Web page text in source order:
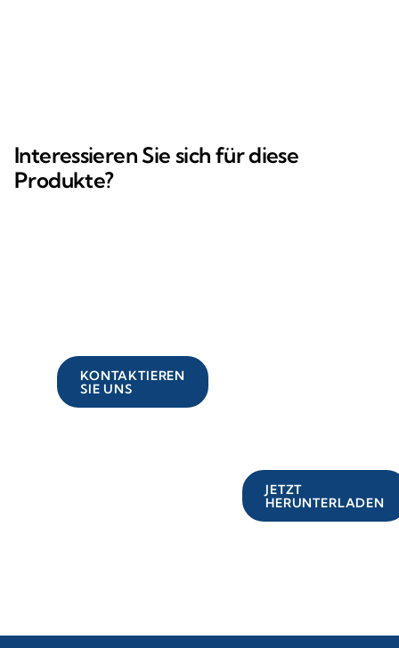
Interessieren Sie sich für diese
Produkte?
KONTAKTIEREN
SIE UNS
JETZT
HERUNTERLADEN